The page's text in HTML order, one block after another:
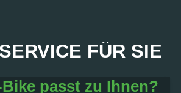
JA,
FÜR SIE
passt zu Ihnen?